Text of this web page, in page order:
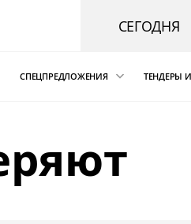
СЕГОДНЯ
СПЕЦПРЕДЛОЖЕНИЯ
Сателлит
ТЕНДЕРЫ